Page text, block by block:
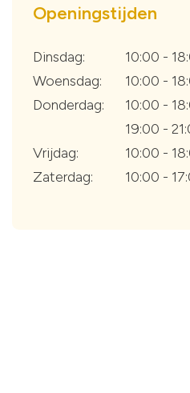
Openingstijden
Dinsdag:
10:00 -
Woensdag:
10:00 -
Donderdag:
10:00 -
19:00 -
Vrijdag:
10:00 -
Zaterdag:
10:00 -